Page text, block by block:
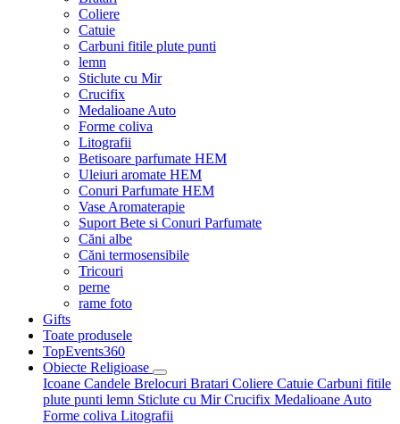
Coliere
Catuie
Carbuni fitile plute punti
lemn
Sticlute cu Mir
Crucifix
Medalioane Auto
Forme coliva
Litografii
Betisoare parfumate HEM
Uleiuri aromate HEM
Conuri Parfumate HEM
Vase Aromaterapie
Suport Bete si Conuri Parfumate
Căni albe
Căni termosensibile
Tricouri
perne
rame foto
Gifts
Toate produsele
TopEvents360
Obiecte Religioase
Icoane Candele Brelocuri Bratari Coliere Catuie Carbuni fitile
plute punti lemn Sticlute cu MirCrucifix Medalioane Auto
Forme coliva Litografii